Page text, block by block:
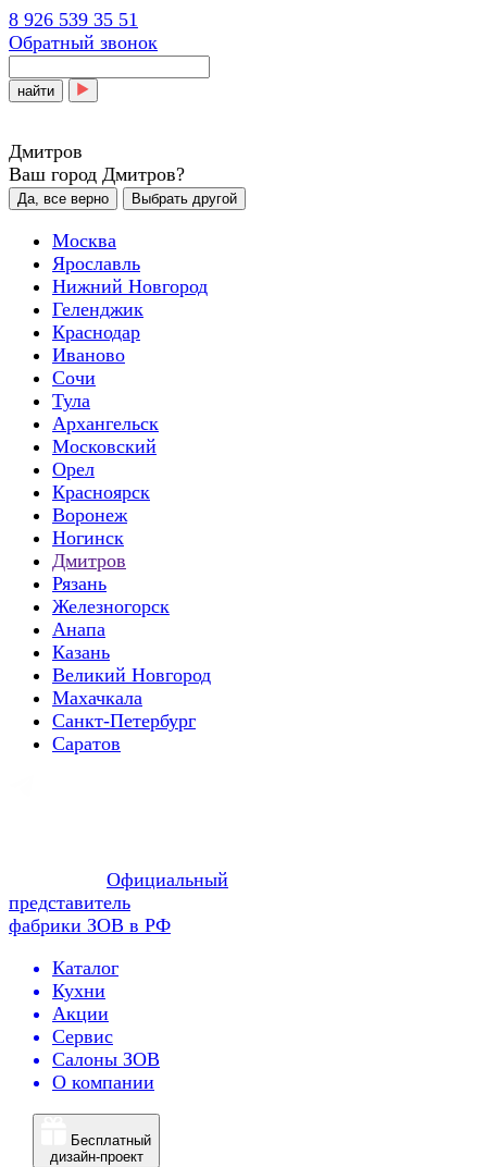
8 926 539 35 51
Обратный звонок
найти
Дмитров
Ваш город Дмитров?
Да, все верно Выбрать другой
Москва
Ярославль
Нижний Новгород
Геленджик
Краснодар
Иваново
Сочи
Тула
Архангельск
Московский
Орел
Красноярск
Воронеж
Ногинск
Дмитров
Рязань
Железногорск
Анапа
Казань
Великий Новгород
Махачкала
Санкт-Петербург
Саратов
Официальный
представитель
фабрики ЗОВ в РФ
Каталог
Кухни
Акции
Сервис
Салоны ЗОВ
О компании
Бесплатный
дизайн-проект